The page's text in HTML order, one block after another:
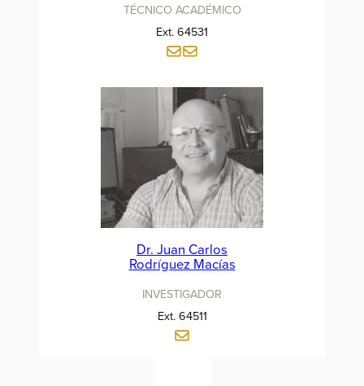
TÉCNICO ACADÉMICO
Ext. 64531
Dr. Juan Carlos
Rodríguez Macías
INVESTIGADOR
Ext. 64511